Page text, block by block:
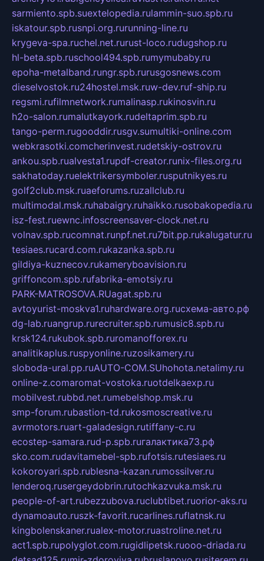
sarmiento.spb.suextelopedia.rulammin-suo.spb.ru
iskatour.spb.rusnpi.org.rurunning-line.ru
krygeva-spa.ruchel.net.rurust-loco.rudugshop.ru
hl-beta.spb.ruschool494.spb.rumymubaby.ru
epoha-metalband.rungr.spb.rurusgosnews.com
dieselvostok.ru24hostel.msk.ruw-dev.ruf-ship.ru
regsmi.rufilmnetwork.rumalinasp.rukinosvin.ru
h2o-salon.rumalutkayork.rudeltaprim.spb.ru
tango-perm.rugooddir.rusgv.sumultiki-online.com
webkrasotki.comcherinvest.rudetskiy-ostrov.ru
ankou.spb.rualvesta1.rupdf-creator.runix-files.org.ru
sakhatoday.ruelektrikersymboler.rusputnikyes.ru
golf2club.msk.ruaeforums.ruzallclub.ru
multimodal.msk.ruhabaigry.ruhaikko.rusobakopedia.ru
isz-fest.ruewnc.infoscreensaver-clock.net.ru
volnav.spb.rucomnat.runpf.net.ru7bit.pp.rukalugatur.ru
tesiaes.rucard.com.rukazanka.spb.ru
gildiya-kuznecov.rukameryboavision.ru
griffoncom.spb.rufabrika-emotsiy.ru
PARK-MATROSOVA.RUagat.spb.ru
avtoyurist-moskva1.ruhardware.org.ruсхема-авто.рф
dg-lab.ruangrup.rurecruiter.spb.rumusic8.spb.ru
krsk124.rukubok.spb.ruromanofforex.ru
analitikaplus.ruspyonline.ruzosikamery.ru
sloboda-ural.pp.ruAUTO-COM.SUhohota.netalimy.ru
online-z.comaromat-vostoka.ruotdelkaexp.ru
mobilvest.rubbd.net.rumebelshop.msk.ru
smp-forum.rubastion-td.rukosmoscreative.ru
avrmotors.ruart-galadesign.rutiffany-c.ru
ecostep-samara.rud-p.spb.ruгалактика73.рф
sko.com.rudavitamebel-spb.rufotsis.rutesiaes.ru
kokoroyari.spb.rublesna-kazan.rumossilver.ru
lenderoq.rusergeydobrin.rutochkazvuka.msk.ru
people-of-art.rubezzubova.ruclubtibet.ruorior-aks.ru
dynamoauto.ruszk-favorit.rucarlines.ruflatnsk.ru
kingbolenskaner.rualex-motor.ruastroline.net.ru
act1.spb.rupolyglot.com.rugidlipetsk.ruooo-driada.ru